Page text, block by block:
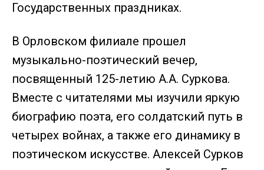
Государственных праздниках.
В Орловском филиале прошел
музыкально-поэтический вечер,
посвященный 125-летию А.А. Суркова.
Вместе с читателями мы изучили яркую
биографию поэта, его солдатский путь в
четырех войнах, а также его динамику в
поэтическом искусстве. Алексей Сурков